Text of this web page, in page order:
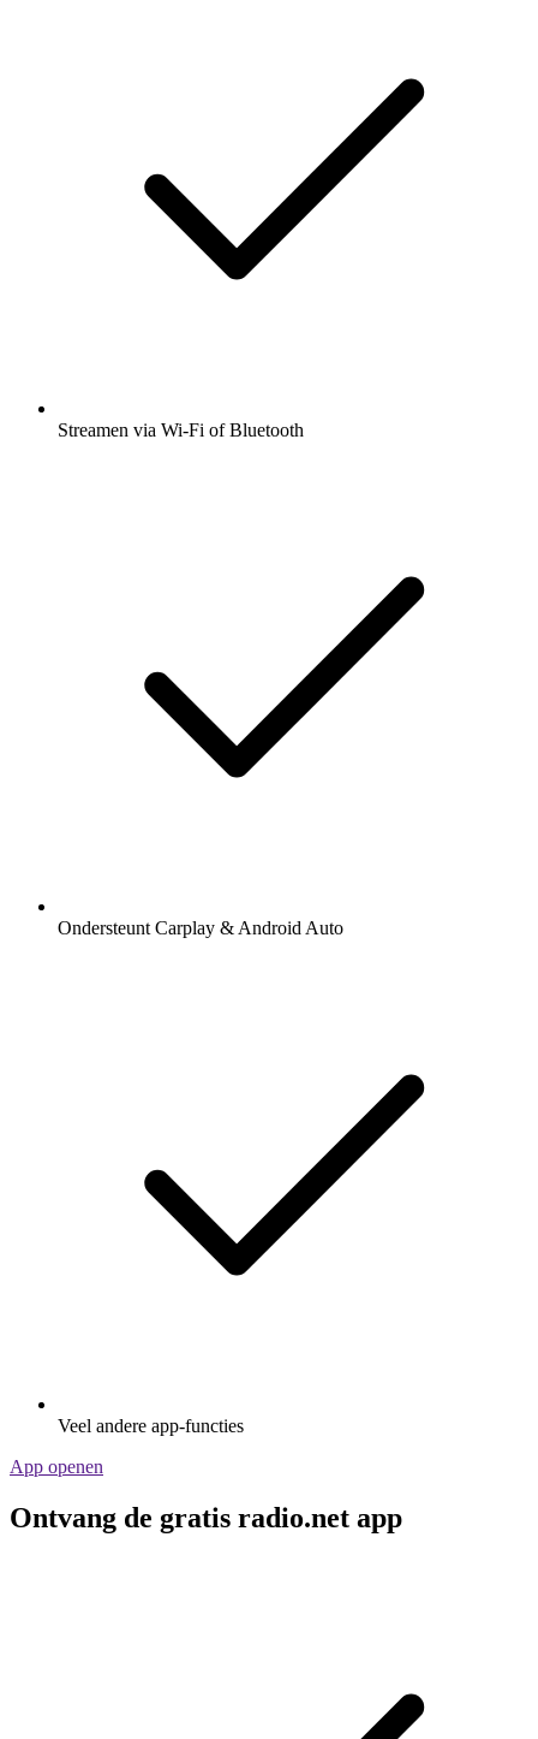
Streamen via Wi-Fi of Bluetooth
Ondersteunt Carplay & Android Auto
Veel andere app-functies
App openen
Ontvang de gratis radio.net app